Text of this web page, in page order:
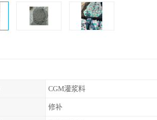
CGM灌浆料
修补